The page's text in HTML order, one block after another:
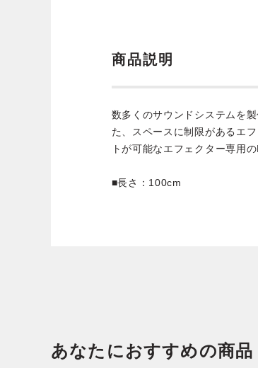
商品説明
数多くのサウンドシステムを
た、スペースに制限があるエ
トが可能なエフェクター専用の
■長さ：100cm
あなたにおすすめの商品